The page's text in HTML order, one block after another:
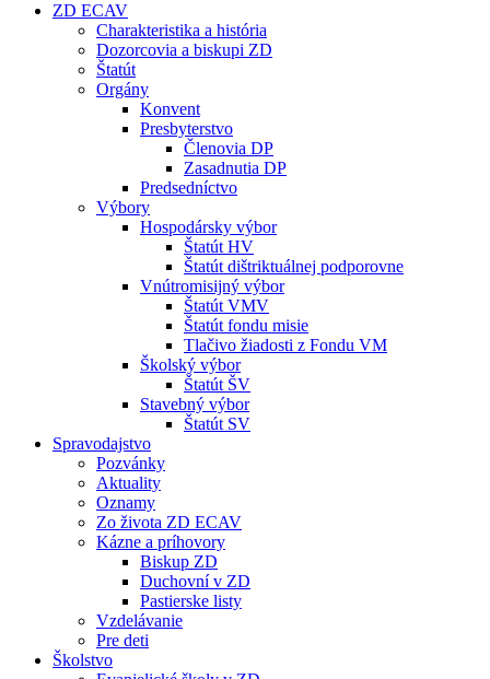
ZD ECAV
Charakteristika a história
Dozorcovia a biskupi ZD
Štatút
Orgány
Konvent
Presbyterstvo
Členovia DP
Zasadnutia DP
Predsedníctvo
Výbory
Hospodársky výbor
Štatút HV
Štatút dištriktuálnej podporovne
Vnútromisijný výbor
Štatút VMV
Štatút fondu misie
Tlačivo žiadosti z Fondu VM
Školský výbor
Štatút ŠV
Stavebný výbor
Štatút SV
Spravodajstvo
Pozvánky
Aktuality
Oznamy
Zo života ZD ECAV
Kázne a príhovory
Biskup ZD
Duchovní v ZD
Pastierske listy
Vzdelávanie
Pre deti
Školstvo